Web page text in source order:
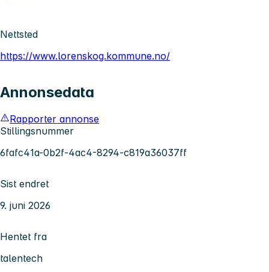
Nettsted
https://www.lorenskog.kommune.no/
Annonsedata
Rapporter annonse
Stillingsnummer
6fafc41a-0b2f-4ac4-8294-c819a36037ff
Sist endret
9. juni 2026
Hentet fra
talentech